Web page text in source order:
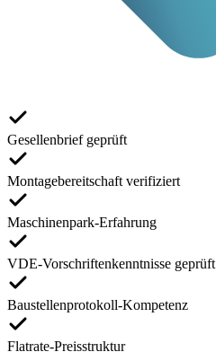
Gesellenbrief geprüft
Montagebereitschaft verifiziert
Maschinenpark-Erfahrung
VDE-Vorschriftenkenntnisse geprüft
Baustellenprotokoll-Kompetenz
Flatrate-Preisstruktur